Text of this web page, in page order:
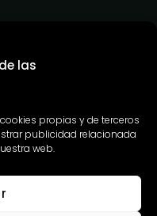
las
propias y de terceros
publicidad relacionada
web.